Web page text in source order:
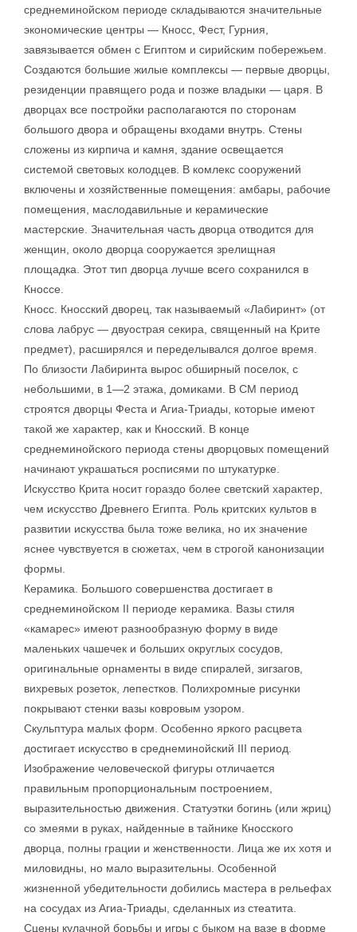
среднеминойском периоде складываются значительные
экономические центры — Кносс, Фест, Гурния,
завязывается обмен с Египтом и сирийским побережьем.
Создаются большие жилые комплексы — первые дворцы,
резиденции правящего рода и позже владыки — царя. В
дворцах все постройки располагаются по сторонам
большого двора и обращены входами внутрь. Стены
сложены из кирпича и камня, здание освещается
системой световых колодцев. В комлекс сооружений
включены и хозяйственные помещения: амбары, рабочие
помещения, маслодавильные и керамические
мастерские. Значительная часть дворца отводится для
женщин, около дворца сооружается зрелищная
площадка. Этот тип дворца лучше всего сохранился в
Кноссе.
Кносс. Кносский дворец, так называемый «Лабиринт» (от
слова лабрус — двуострая секира, священный на Крите
предмет), расширялся и переделывался долгое время.
По близости Лабиринта вырос обширный поселок, с
небольшими, в 1—2 этажа, домиками. В СМ период
строятся дворцы Феста и Агиа-Триады, которые имеют
такой же характер, как и Кносский. В конце
среднеминойского периода стены дворцовых помещений
начинают украшаться росписями по штукатурке.
Искусство Крита носит гораздо более светский характер,
чем искусство Древнего Египта. Роль критских культов в
развитии искусства была тоже велика, но их значение
яснее чувствуется в сюжетах, чем в строгой канонизации
формы.
Керамика. Большого совершенства достигает в
среднеминойском II периоде керамика. Вазы стиля
«камарес» имеют разнообразную форму в виде
маленьких чашечек и больших округлых сосудов,
оригинальные орнаменты в виде спиралей, зигзагов,
вихревых розеток, лепестков. Полихромные рисунки
покрывают стенки вазы ковровым узором.
Скульптура малых форм. Особенно яркого расцвета
достигает искусство в среднеминойский III период.
Изображение человеческой фигуры отличается
правильным пропорциональным построением,
выразительностью движения. Статуэтки богинь (или жриц)
со змеями в руках, найденные в тайнике Кносского
дворца, полны грации и женственности. Лица же их хотя и
миловидны, но мало выразительны. Особенной
жизненной убедительности добились мастера в рельефах
на сосудах из Агиа-Триады, сделанных из стеатита.
Сцены кулачной борьбы и игры с быком на вазе в форме